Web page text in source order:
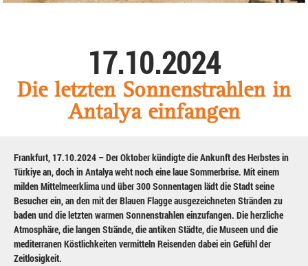
17.10.2024
Die letzten Sonnenstrahlen in
Antalya einfangen
Frankfurt, 17.10.2024 – Der Oktober kündigte die Ankunft des Herbstes in
Türkiye an, doch in Antalya weht noch eine laue Sommerbrise. Mit einem
milden Mittelmeerklima und über 300 Sonnentagen lädt die Stadt seine
Besucher ein, an den mit der Blauen Flagge ausgezeichneten Stränden zu
baden und die letzten warmen Sonnenstrahlen einzufangen. Die herzliche
Atmosphäre, die langen Strände, die antiken Städte, die Museen und die
mediterranen Köstlichkeiten vermitteln Reisenden dabei ein Gefühl der
Zeitlosigkeit.